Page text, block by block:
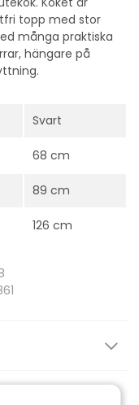
topp med stor
många praktiska
hängare på
Svart
68 cm
89 cm
126 cm